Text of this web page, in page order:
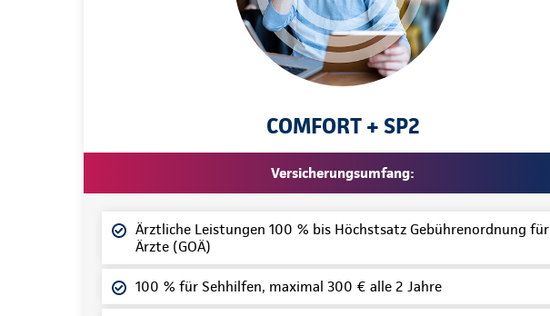
COMFORT + SP2
Versicherungsumfang:
Ärztliche Leistungen 100 % bis Höchstsatz Gebührenordnung für
Ärzte (GOÄ)
100 % für Sehhilfen, maximal 300 € alle 2 Jahre